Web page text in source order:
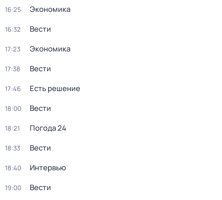
16:25 Экономика
16:32 Вести
17:23 Экономика
17:38 Вести
17:46 Есть решение
18:00 Вести
18:21 Погода 24
18:33 Вести
18:40 Интервью
19:00 Вести